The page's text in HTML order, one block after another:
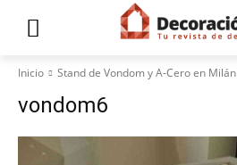
Inicio Stand de Vondom y A-Cero en Milán
vondom6